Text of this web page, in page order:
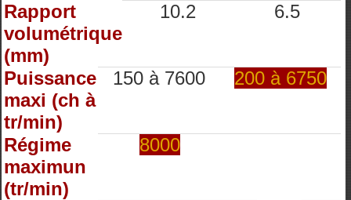
Rapport
volumétrique
(mm)
10.2 6.5
Puissance
maxi (ch à
tr/min)
150 à 7600 200 à 6750
Régime
maximun
(tr/min)
8000